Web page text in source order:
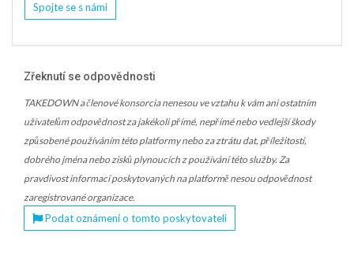
Spojte se s námi
Zřeknutí se odpovědnosti
TAKEDOWN a členové konsorcia nenesou ve vztahu k vám ani ostatním
uživatelům odpovědnost za jakékoli přímé, nepřímé nebo vedlejší škody
způsobené používáním této platformy nebo za ztrátu dat, příležitostí,
dobrého jména nebo zisků plynoucích z používání této služby. Za
pravdivost informací poskytovaných na platformě nesou odpovědnost
zaregistrované organizace.
Podat oznámení o tomto poskytovateli